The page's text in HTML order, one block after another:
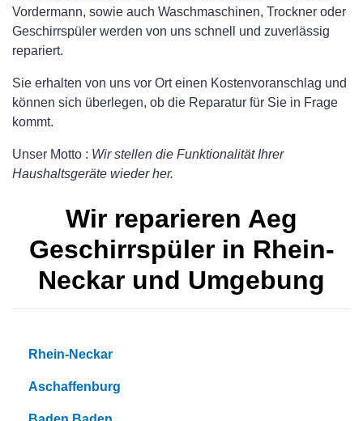
Vordermann, sowie auch Waschmaschinen, Trockner oder
Geschirrspüler werden von uns schnell und zuverlässig
repariert.
Sie erhalten von uns vor Ort einen Kostenvoranschlag und
können sich überlegen, ob die Reparatur für Sie in Frage
kommt.
Unser Motto : Wir stellen die Funktionalität Ihrer
Haushaltsgeräte wieder her.
Wir reparieren Aeg
Geschirrspüler in Rhein-
Neckar und Umgebung
Rhein-Neckar
Aschaffenburg